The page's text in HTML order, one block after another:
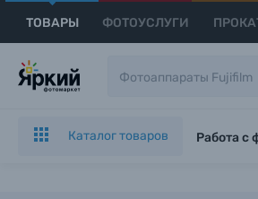
ТОВАРЫ ФОТОУСЛУГИ
Каталог товаров Работа с